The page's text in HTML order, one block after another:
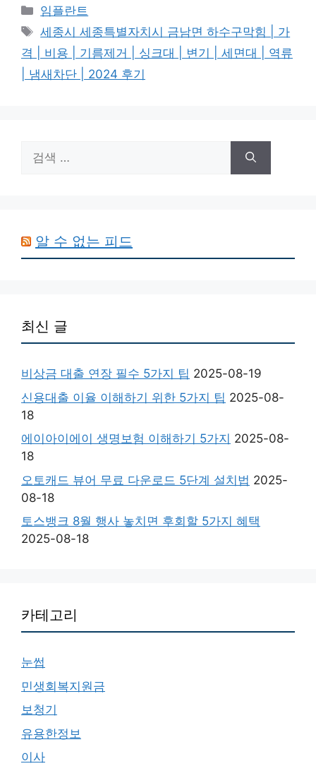
카
테
리
임플란트
태
그
세종시 세종특별자치시 금남면 하수구막힘 | 가
격 | 비용 | 기름제거 | 싱크대 | 변기 | 세면대 | 역류
| 냄새차단 | 2024 후기
색:
알 수 없는 피드
최신 글
비상금 대출 연장 필수 5가지 팁 2025-08-19
신용대출 이율 이해하기 위한 5가지 팁 2025-08-
18
에이아이에이 생명보험 이해하기 5가지 2025-08-
18
오토캐드 뷰어 무료 다운로드 5단계 설치법 2025-
08-18
토스뱅크 8월 행사 놓치면 후회할 5가지 혜택
2025-08-18
카테고리
눈썹
민생회복지원금
보청기
유용한정보
이사